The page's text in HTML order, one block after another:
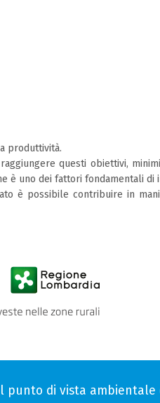
produttività.
questi obiettivi,
uno dei fattori fondamentali di
è possibile contribuire in
punto di vista ambientale